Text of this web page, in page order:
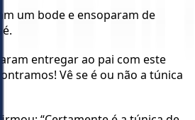
um bode e ensoparam de
entregar ao pai com este
Vê se é ou não a túnica